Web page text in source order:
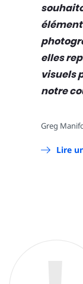
elles
visuels
notre
Greg
Lire